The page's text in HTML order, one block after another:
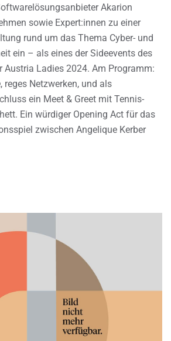
Akarion
sowie Expert:innen zu einer
rund um das Thema Cyber- und
ein – als eines der Sideevents des
Austria Ladies 2024. Am Programm:
reges Netzwerken, und als
ein Meet & Greet mit Tennis-
Ein würdiger Opening Act für das
zwischen Angelique Kerber